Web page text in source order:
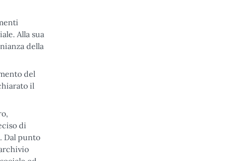
Alla sua
della
del
il
di
Dal punto